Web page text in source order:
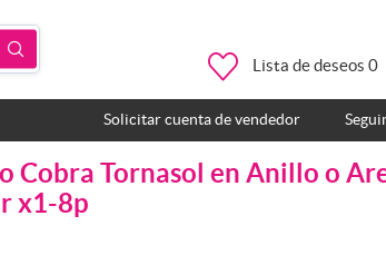
Lista de deseos 0
Solicitar cuenta de vendedor
Cobra Tornasol en Anillo o
x1-8p